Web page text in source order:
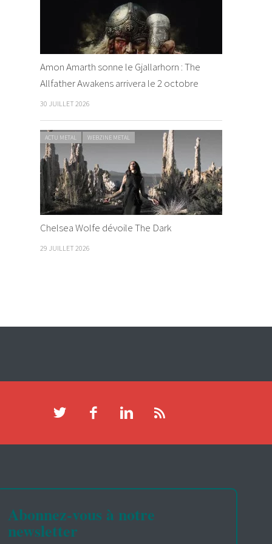
Amon Amarth sonne le Gjallarhorn : The
Allfather Awakens arrivera le 2 octobre
30 JUILLET 2026
ACTU METAL WEBZINE METAL
Chelsea Wolfe dévoile The Dark
29 JUILLET 2026
Abonnez-vous à notre
newsletter